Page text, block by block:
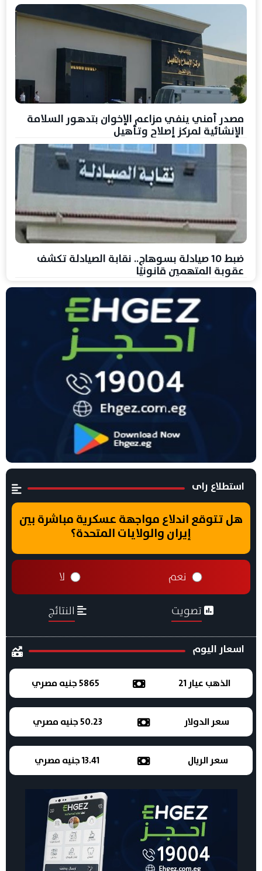
مصدر أمني ينفي مزاعم الإخوان بتدهور السلامة
الإنشائية لمركز إصلاح وتأهيل
ضبط 10 صيادلة بسوهاج.. نقابة الصيادلة تكشف
عقوبة المتهمين قانونيًا
استطلاع راى
هل تتوقع اندلاع مواجهة عسكرية مباشرة بين
إيران والولايات المتحدة؟
نعم لا
تصويت النتائج
اسعار اليوم
الذهب عيار 21 5865 جنيه مصري
سعر الدولار 50.23 جنيه مصري
سعر الريال 13.41 جنيه مصري